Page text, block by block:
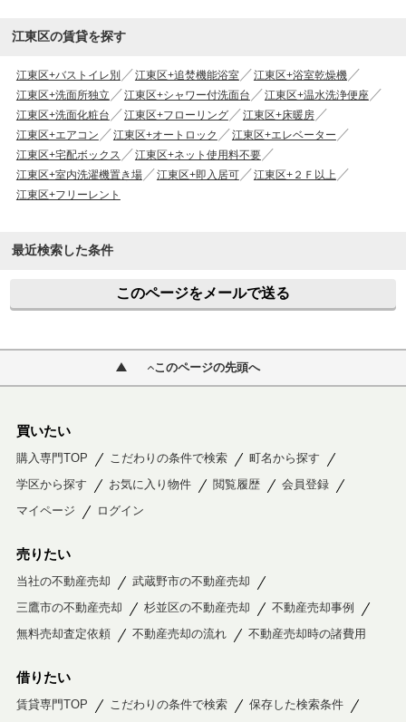
江東区の賃貸を探す
江東区+バストイレ別 江東区+追焚機能浴室
江東区+浴室乾燥機
江東区+洗面所独立
江東区+シャワー付洗面台
江東区+温水洗浄便座
江東区+洗面化粧台
江東区+フローリング
江東区+床暖房
江東区+エアコン
江東区+オートロック
江東区+エレベーター
江東区+宅配ボックス
江東区+ネット使用料不要
江東区+室内洗濯機置き場
江東区+即入居可
江東区+２Ｆ以上
江東区+フリーレント
最近検索した条件
このページをメールで送る
このページの先頭へ
買いたい
購入専門TOP こだわりの条件で検索
町名から探す
学区から探す
お気に入り物件 閲覧履歴
会員登録
マイページ
ログイン
売りたい
当社の不動産売却
武蔵野市の不動産売却
三鷹市の不動産売却
杉並区の不動産売却
不動産売却事例
無料売却査定依頼
不動産売却の流れ 不動産売却時の諸費用
借りたい
賃貸専門TOP こだわりの条件で検索
保存した検索条件